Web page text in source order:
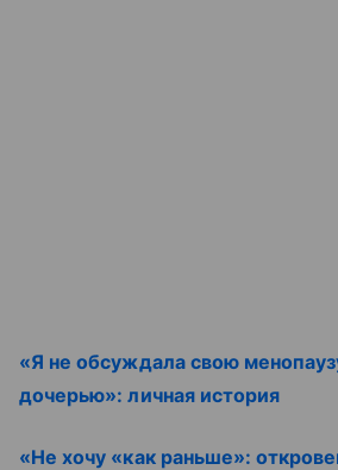
«Я не обсуждала свою
дочерью»: личная история
«Не хочу «как раньше»: